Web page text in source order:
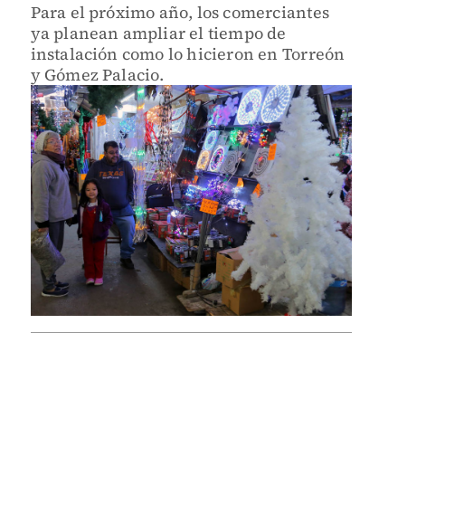
Para el próximo año, los comerciantes
ya planean ampliar el tiempo de
instalación como lo hicieron en Torreón
y Gómez Palacio.